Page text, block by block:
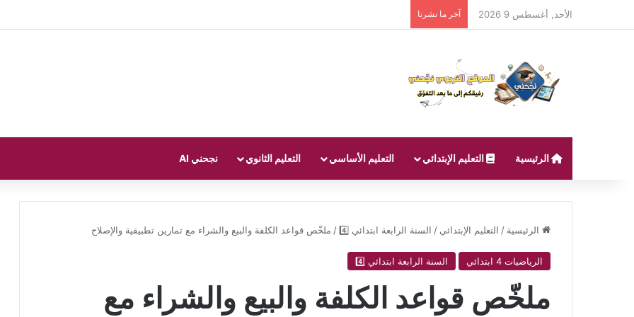
الأحد, أغسطس 9 2026 آخر ما نشرنا
الرئيسية التعليم الإبتدائي التعليم الأساسي التعليم الثانوي نجحني AI
الرئيسية / التعليم الإبتدائي / السنة الرابعة ابتدائي 4️⃣ / ملخّص قواعد الكلفة والبيع والشراء مع تمارين تطبيقية والإصلاح
الرياضيات 4 ابتدائي السنة الرابعة ابتدائي 4️⃣
ملخّص قواعد الكلفة والبيع والشراء مع